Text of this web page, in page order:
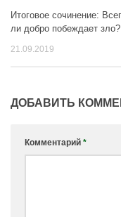
Итоговое сочинение:
ли добро побеждает зло?
21.09.2019
ДОБАВИТЬ
Комментарий *